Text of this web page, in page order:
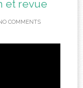
et revue
COMMENTS